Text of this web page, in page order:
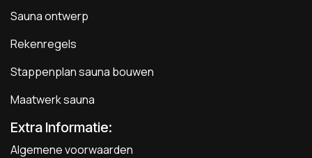
Sauna ontwerp
Rekenregels
Stappenplan sauna bouwen
Maatwerk sauna
Extra Informatie:
Algemene voorwaarden